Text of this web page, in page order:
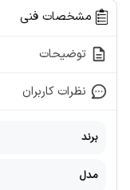
مشخصات فنی
توضیحات
نظرات کاربران
برند
مدل